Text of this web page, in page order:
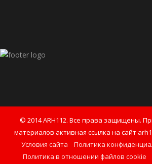
© 2014 ARH112. Все права защищены.
материалов активная ссылка на сайт
Условия сайта
Политика
Политика в отношении файлов cookie